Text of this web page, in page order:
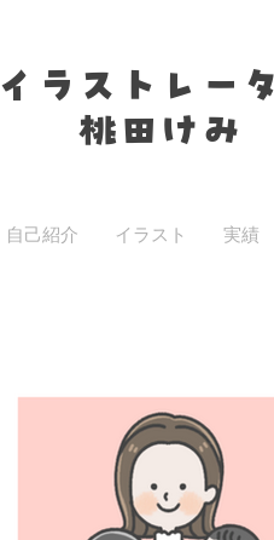
イラストレー
桃田けみ
自己紹介 イラスト 実績